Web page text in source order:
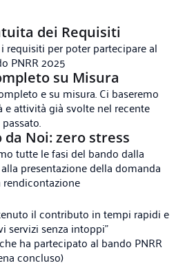
dei Requisiti
requisiti per poter partecipare al
PNRR 2025
su Misura
e su misura. Ci baseremo
e attività già svolte nel recente
passato.
Noi: zero stress
tutte le fasi del bando dalla
presentazione della domanda
il contributo in tempi rapidi e
servizi senza intoppi"
ha partecipato al bando PNRR
concluso)